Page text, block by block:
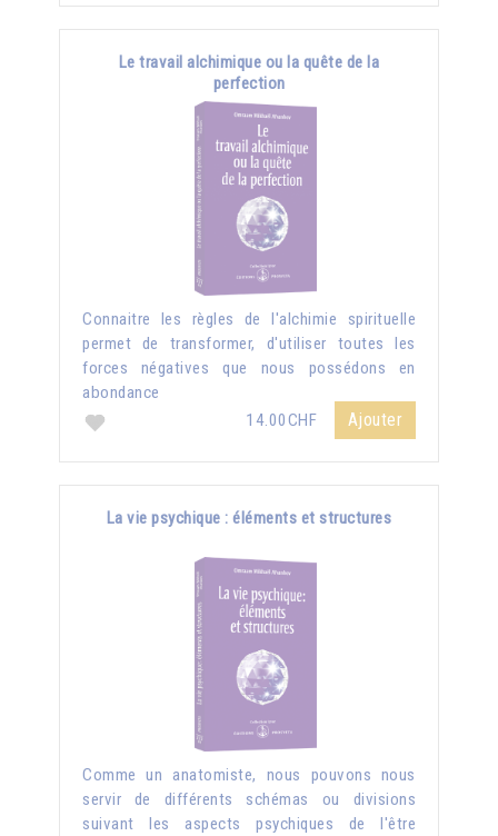
Le travail alchimique ou la quête de la
perfection
Connaitre les règles de l'alchimie spirituelle
permet de transformer, d'utiliser toutes les
forces négatives que nous possédons en
abondance
14.00CHF
Ajouter
La vie psychique : éléments et structures
Comme un anatomiste, nous pouvons nous
servir de différents schémas ou divisions
suivant les aspects psychiques de l'être